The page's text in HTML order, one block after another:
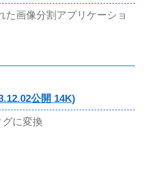
た画像分割アプリケーショ
公開 14K)
に変換